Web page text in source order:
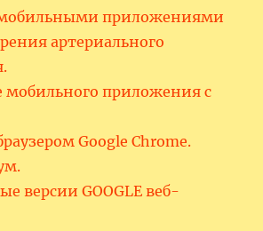
мобильными приложениями
артериального
мобильного приложения с
Google Chrome.
версии GOOGLE веб-